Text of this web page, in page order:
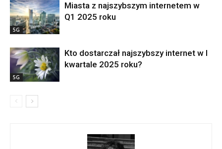
5G
Miasta z najszybszym internetem w
Q1 2025 roku
5G
Kto dostarczał najszybszy internet w I
kwartale 2025 roku?